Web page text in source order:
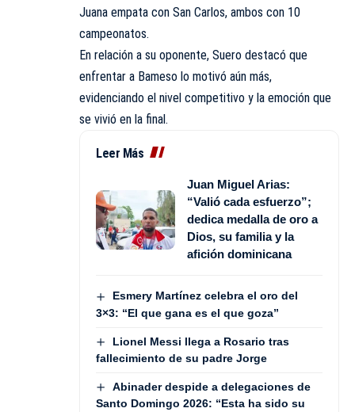
Juana empata con San Carlos, ambos con 10
campeonatos.
En relación a su oponente, Suero destacó que
enfrentar a Bameso lo motivó aún más,
evidenciando el nivel competitivo y la emoción que
se vivió en la final.
Leer Más
Juan Miguel Arias:
“Valió cada esfuerzo”;
dedica medalla de oro a
Dios, su familia y la
afición dominicana
Esmery Martínez celebra el oro del
3×3: “El que gana es el que goza”
Lionel Messi llega a Rosario tras
fallecimiento de su padre Jorge
Abinader despide a delegaciones de
Santo Domingo 2026: “Esta ha sido su